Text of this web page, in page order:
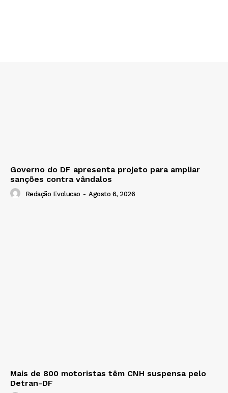
Governo do DF apresenta projeto para ampliar
sanções contra vândalos
Redação Evolucao - Agosto 6, 2026
Mais de 800 motoristas têm CNH suspensa pelo
Detran-DF